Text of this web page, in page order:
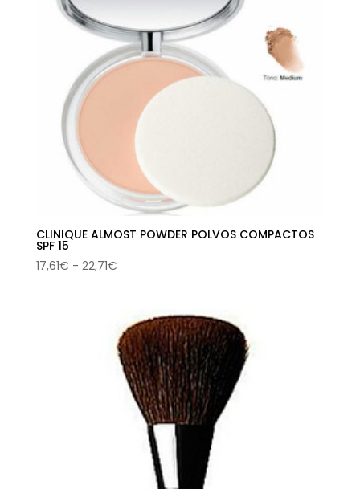
CLINIQUE ALMOST POWDER POLVOS COMPACTOS
SPF 15
17,61€ - 22,71€Rango
desde
17,61€
hasta
22,71€